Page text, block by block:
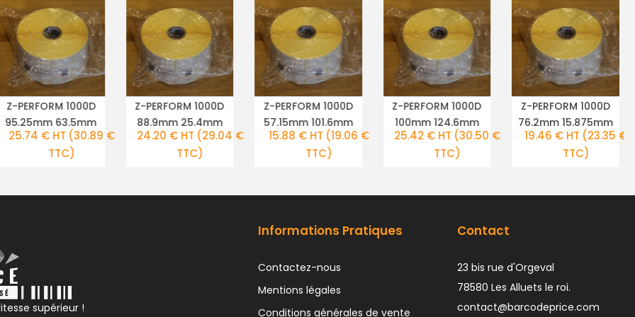
PLUS DE DÉTAILS
Z-PERFORM 1000D
95.25mm 63.5mm
25.74 € HT(30.89 €
TTC)
PLUS DE DÉTAILS
Z-PERFORM 1000D
88.9mm 25.4mm
24.20 € HT(29.04 €
TTC)
PLUS DE DÉTAILS
Z-PERFORM 1000D
57.15mm 101.6mm
15.88 € HT(19.06 €
TTC)
PLUS DE DÉTAILS
Z-PERFORM 1000D
100mm 124.6mm
25.42 € HT(30.50 €
TTC)
PLUS DE DÉTAILS
Z-PERFORM 1000D
76.2mm 15.875mm
19.46 € HT(23.35 €
TTC)
supérieur !
Informations Pratiques
Contactez-nous
Mentions légales
Conditions générales de vente
Contact
23 bis rue d'Orgeval
78580 Les Alluets le roi.
contact@barcodeprice.com